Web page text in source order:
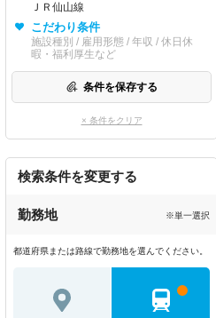
ＪＲ仙山線
こだわり条件
施設種別 / 雇用形態 / 年収 / 休日休
暇・福利厚生など
条件を保存する
× 条件をクリア
検索条件を変更する
勤務地 ※単一選択
都道府県または路線で勤務地を選んでください。